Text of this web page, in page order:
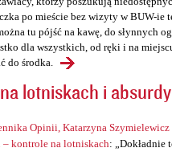
po mieście bez wizyty w BUW-ie
tu pójść na kawę, do słynnych
dla wszystkich, od ręki i na
do środka.
lotniskach i
Opinii, Katarzyna Szymielewicz
– kontrole na lotniskach: „Dokładnie